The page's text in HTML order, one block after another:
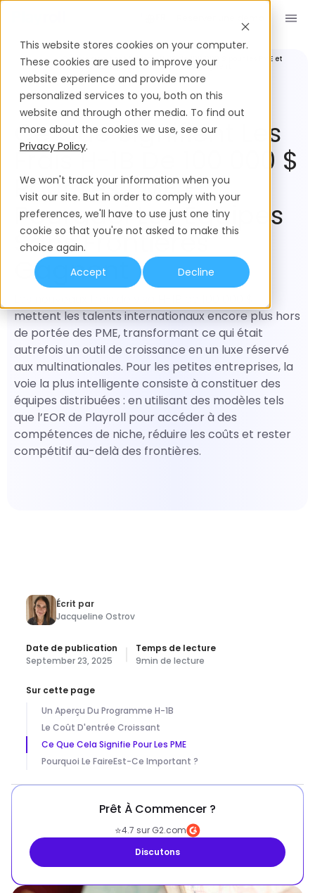
This website stores cookies on your computer.
These cookies are used to improve your
website experience and provide more
personalized services to you, both on this
website and through other media. To find out
more about the cookies we use, see our
Privacy Policy.
We won't track your information when you
visit our site. But in order to comply with your
preferences, we'll have to use just one tiny
cookie so that you're not asked to make this
choice again.
Accept
Decline
RH
mondiales
Ce que signifient les frais H-1B de 100 000 $ pour les PME et
pourquoi les équipes sans frontières gagnent
Ce Que Signifient Les
Frais H-1B De 100 000 $
Pour Les PME Et
Pourquoi Les Équipes
Sans Frontières
Gagnent
mettent les talents internationaux encore plus hors
de portée des PME, transformant ce qui était
autrefois un outil de croissance en un luxe réservé
aux multinationales. Pour les petites entreprises, la
voie la plus intelligente consiste à constituer des
équipes distribuées : en utilisant des modèles tels
que l’EOR de Playroll pour accéder à des
compétences de niche, réduire les coûts et rester
compétitif au-delà des frontières.
Écrit par
Jacqueline Ostrov
Date de publication
September 23, 2025
Temps de lecture
9min de lecture
Sur cette page
Un Aperçu Du Programme H-1B
Le Coût D'entrée Croissant
Ce Que Cela Signifie Pour Les PME
Pourquoi Le FaireEst-Ce Important ?
Prêt À Commencer ?
⭐4.7 sur G2.com
Discutons